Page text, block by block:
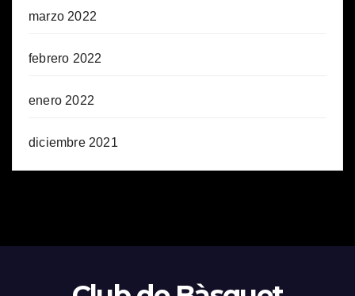
marzo 2022
febrero 2022
enero 2022
diciembre 2021